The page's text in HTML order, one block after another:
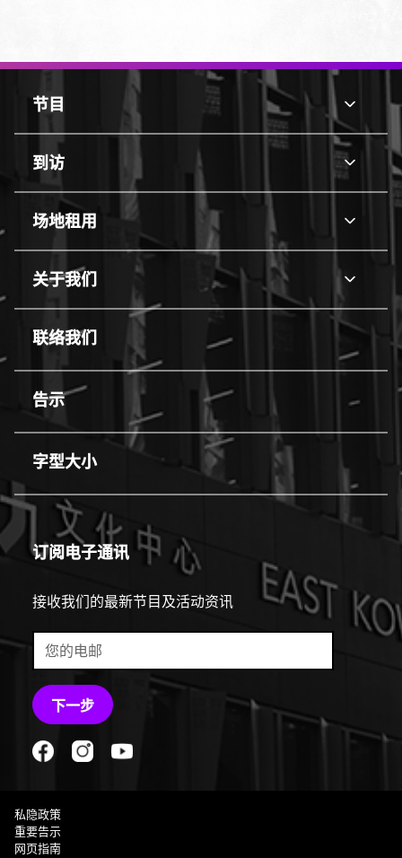
页
节目
节
目
到访
到
访
场地租用
场
地
租
关于我们
关
于
我
联络我们
告示
字型大小
line
订阅电子通讯
接收我们的最新节目及活动资讯
下一步
私隐政策
重要告示
网页指南